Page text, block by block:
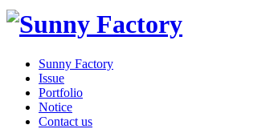
Sunny Factory
Issue
Portfolio
Notice
Contact us